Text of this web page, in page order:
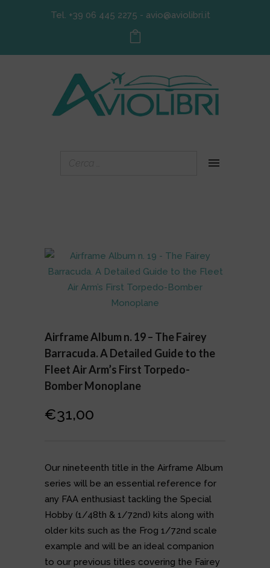
Tel. +39 06 445 2275 - avio@aviolibri.it
Airframe Album n. 19 – The Fairey
Barracuda. A Detailed Guide to the
Fleet Air Arm’s First Torpedo-
Bomber Monoplane
€31,00
Our nineteenth title in the Airframe Album
series will be an essential reference for
any FAA enthusiast tackling the Special
Hobby (1/48th & 1/72nd) kits along with
older kits such as the Frog 1/72nd scale
example and will be an ideal companion
to our previous titles covering the Fairey